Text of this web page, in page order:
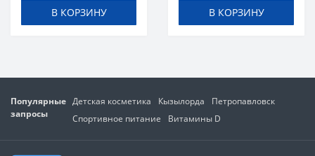
В КОРЗИНУ В КОРЗИНУ
Популярные
запросы
Детская косметика Кызылорда
Петропавловск
Спортивное питание
Витамины D